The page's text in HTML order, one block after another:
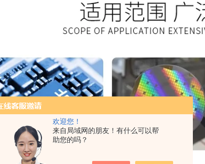
欢迎您！
来自局域网的朋友！有什么可以帮
助您的吗？